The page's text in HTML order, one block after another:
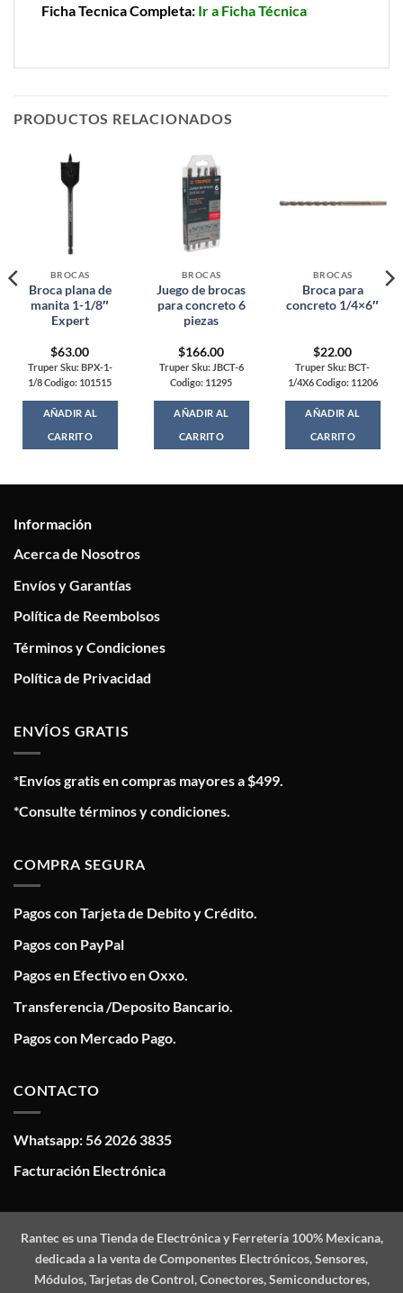
Ficha Tecnica Completa: Ir a Ficha Técnica
PRODUCTOS RELACIONADOS
BROCAS
Broca plana de
manita 1-1/8″
Expert
$63.00
Truper Sku: BPX-1-
1/8 Codigo: 101515
AÑADIR AL
CARRITO
BROCAS
Juego de brocas
para concreto 6
piezas
$166.00
Truper Sku: JBCT-6
Codigo: 11295
AÑADIR AL
CARRITO
BROCAS
Broca para
concreto 1/4×6″
$22.00
Truper Sku: BCT-
1/4X6 Codigo: 11206
AÑADIR AL
CARRITO
Información
Acerca de Nosotros
Envíos y Garantías
Política de Reembolsos
Términos y Condiciones
Política de Privacidad
ENVÍOS GRATIS
*Envíos gratis en compras mayores a $499.
*Consulte términos y condiciones.
COMPRA SEGURA
Pagos con Tarjeta de Debito y Crédito.
Pagos con PayPal
Pagos en Efectivo en Oxxo.
Transferencia /Deposito Bancario.
Pagos con Mercado Pago.
CONTACTO
Whatsapp: 56 2026 3835
Facturación Electrónica
Ranteces una Tienda de Electrónica y Ferretería 100% Mexicana,
dedicada a la venta de Componentes Electrónicos, Sensores,
Módulos, Tarjetas de Control, Conectores, Semiconductores,